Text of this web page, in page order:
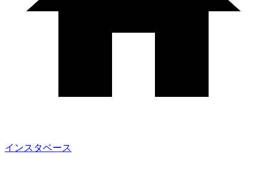
インスタベース